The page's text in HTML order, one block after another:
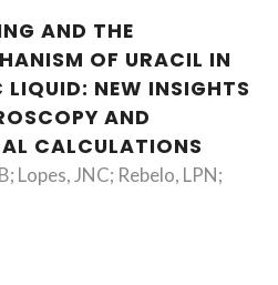
AND THE
OF URACIL IN
NEW INSIGHTS
AND
CALCULATIONS
Lopes, JNC; Rebelo, LPN;